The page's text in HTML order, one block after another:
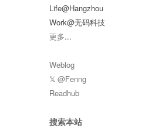
Life@Hangzhou
Work@无码科技
更多...
Weblog
𝕏 @Fenng
Readhub
搜索本站